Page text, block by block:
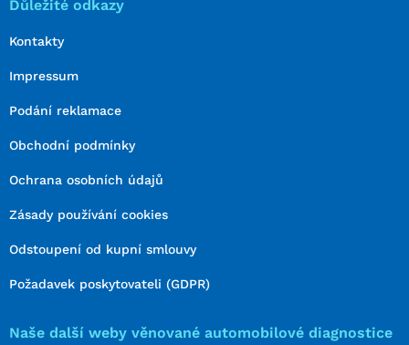
Důležité odkazy
Kontakty
Impressum
Podání reklamace
Obchodní podmínky
Ochrana osobních údajů
Zásady používání cookies
Odstoupení od kupní smlouvy
Požadavek poskytovateli (GDPR)
Naše další weby věnované automobilové diagnostice